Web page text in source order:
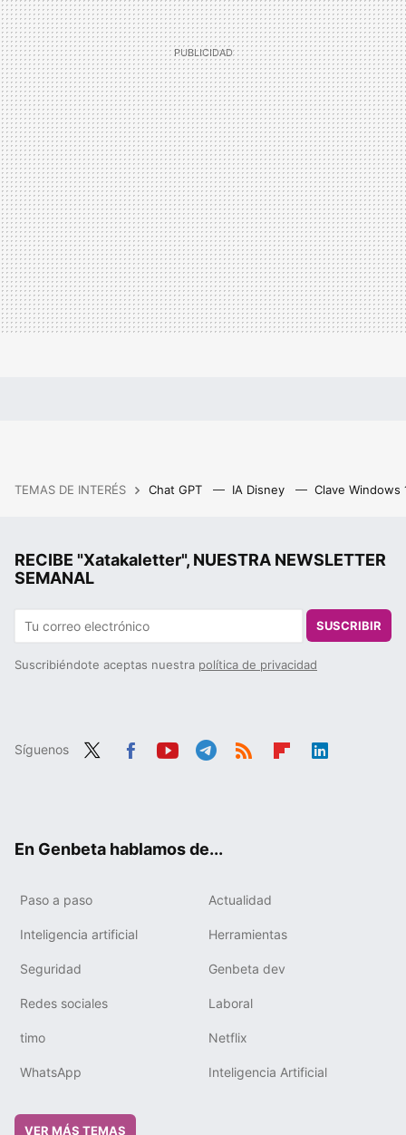
TEMAS DE INTERÉS Chat GPT IA Disney Clave Windows
RECIBE "Xatakaletter", NUESTRA NEWSLETTER
SEMANAL
SUSCRIBIR
Suscribiéndote aceptas nuestra política de privacidad
Síguenos
En Genbeta hablamos de...
Paso a paso Actualidad
Inteligencia artificial Herramientas
Seguridad Genbeta dev
Redes sociales Laboral
timo Netflix
WhatsApp Inteligencia Artificial
VER MÁS TEMAS